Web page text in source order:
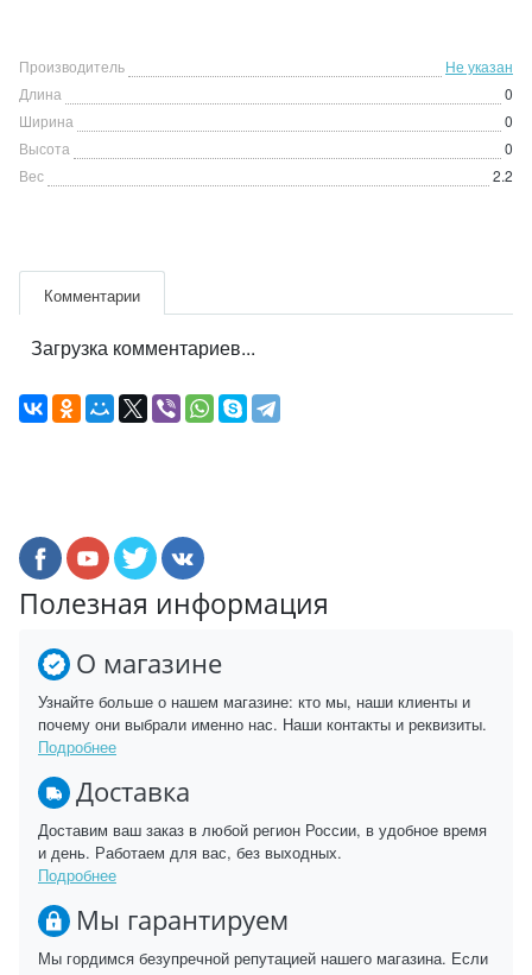
Производитель
Не указан
Длина
0
Ширина
0
Высота
0
Вес
2.2
Комментарии
Загрузка комментариев...
Полезная информация
О магазине
Узнайте больше о нашем магазине: кто мы, наши клиенты и
почему они выбрали именно нас. Наши контакты и реквизиты.
Подробнее
Доставка
Доставим ваш заказ в любой регион России, в удобное время
и день. Работаем для вас, без выходных.
Подробнее
Мы гарантируем
Мы гордимся безупречной репутацией нашего магазина. Если